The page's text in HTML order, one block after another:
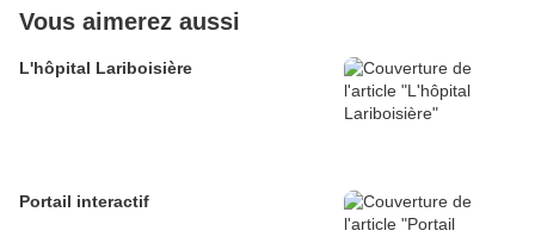
Vous aimerez aussi
L'hôpital Lariboisière
Portail interactif